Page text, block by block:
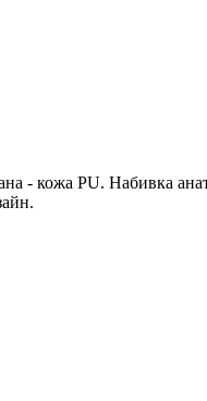
- кожа PU. Набивка